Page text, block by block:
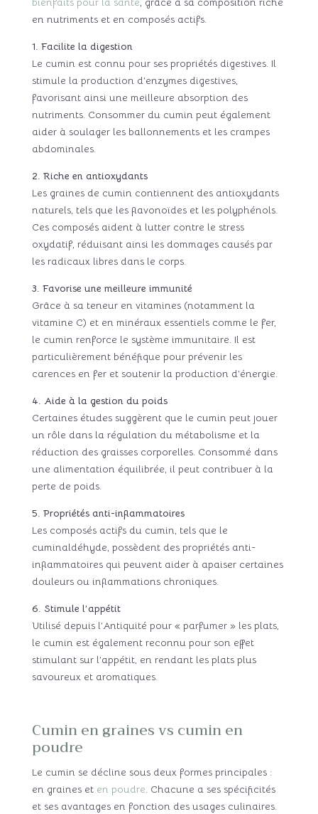
en nutriments et en composés actifs.
1. Facilite la digestion
Le cumin est connu pour ses propriétés digestives. Il
stimule la production d’enzymes digestives,
favorisant ainsi une meilleure absorption des
nutriments. Consommer du cumin peut également
aider à soulager les ballonnements et les crampes
abdominales.
2. Riche en antioxydants
Les graines de cumin contiennent des antioxydants
naturels, tels que les flavonoïdes et les polyphénols.
Ces composés aident à lutter contre le stress
oxydatif, réduisant ainsi les dommages causés par
les radicaux libres dans le corps.
3. Favorise une meilleure immunité
Grâce à sa teneur en vitamines (notamment la
vitamine C) et en minéraux essentiels comme le fer,
le cumin renforce le système immunitaire. Il est
particulièrement bénéfique pour prévenir les
carences en fer et soutenir la production d’énergie.
4. Aide à la gestion du poids
Certaines études suggèrent que le cumin peut jouer
un rôle dans la régulation du métabolisme et la
réduction des graisses corporelles. Consommé dans
une alimentation équilibrée, il peut contribuer à la
perte de poids.
5. Propriétés anti-inflammatoires
Les composés actifs du cumin, tels que le
cuminaldéhyde, possèdent des propriétés anti-
inflammatoires qui peuvent aider à apaiser certaines
douleurs ou inflammations chroniques.
6. Stimule l’appétit
Utilisé depuis l’Antiquité pour « parfumer » les plats,
le cumin est également reconnu pour son effet
stimulant sur l’appétit, en rendant les plats plus
savoureux et aromatiques.
Cumin en graines vs cumin en
poudre
Le cumin se décline sous deux formes principales :
en graines et en poudre. Chacune a ses spécificités
et ses avantages en fonction des usages culinaires.